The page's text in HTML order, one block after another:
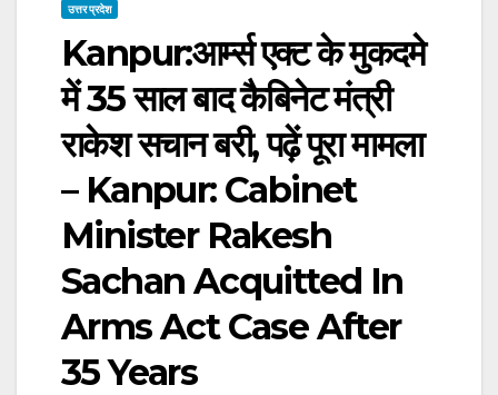
उत्तर प्रदेश
Kanpur:आर्म्स एक्ट के मुकदमे
में 35 साल बाद कैबिनेट मंत्री
राकेश सचान बरी, पढ़ें पूरा मामला
– Kanpur: Cabinet
Minister Rakesh
Sachan Acquitted In
Arms Act Case After
35 Years